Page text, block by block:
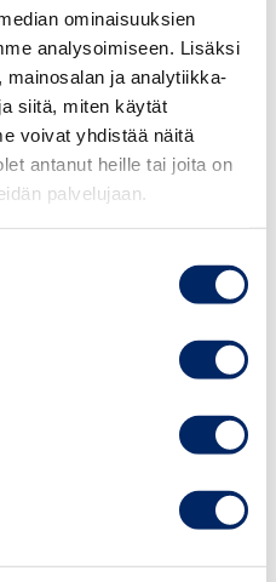
ominaisuuksien
analysoimiseen. Lisäksi
ja analytiikka-
siitä, miten käytät
voivat yhdistää näitä
antanut heille tai joita on
palvelujaan.
markkinoinnin
ovat entistä
55 lausuntoa.
verkkosivustolla.
pääset
lausuntoja siitä, onko
markkinoinnissa
markkinoinniksi
kauppakamarin
sen sihteeristö toimii